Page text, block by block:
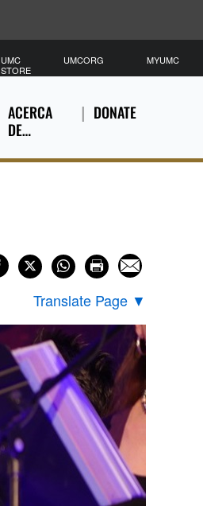
ACERCA
DE…
DONATE
UMC
STORE
UMCORG MYUMC
Translate Page ▼